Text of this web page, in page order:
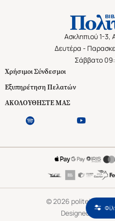
Ασκληπιού 1-3,
Δευτέρα -
Σάββατο
Χρήσιμοι Σύνδεσμοι
Εξυπηρέτηση Πελατών
ΑΚΟΛΟΥΘΗΣΤΕ ΜΑΣ
© 2026 politeianet.gr
Designed &